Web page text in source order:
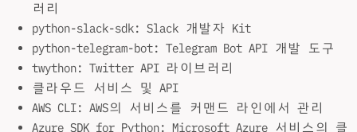
러리
python-slack-sdk: Slack 개발자 Kit
python-telegram-bot: Telegram Bot API 개발 도구
twython: Twitter API 라이브러리
클라우드 서비스 및 API
AWS CLI: AWS의 서비스를 커맨드 라인에서 관리
Azure SDK for Python: Microsoft Azure 서비스의 클